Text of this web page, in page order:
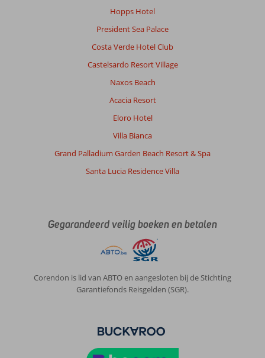
Hopps Hotel
President Sea Palace
Costa Verde Hotel Club
Castelsardo Resort Village
Naxos Beach
Acacia Resort
Eloro Hotel
Villa Bianca
Grand Palladium Garden Beach Resort & Spa
Santa Lucia Residence Villa
Gegarandeerd veilig boeken en betalen
Corendon is lid van ABTO en aangesloten bij de Stichting
Garantiefonds Reisgelden (SGR).